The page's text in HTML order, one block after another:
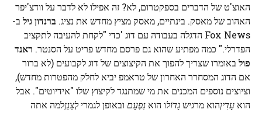
האוצ'ט של הדברים בספקטרום, לא? זה אפילו לא לדבר על וודצ'יפר
האהוב של מאסק. בינתיים, מאסק מציץ מחדש את נציג. ברנדון גיל ב-
Fox News הדגלה בעבודה עם דוג 'כדי "לקחת להעיבה לתקציב
הפדרלי." כמה מפתיע שהוא גם פרסם מחדש פריט על הסנטר. ראנד
פול באומרו שצריך להפוך את הקיצוצים של דוג לקבועים (לא ברור
אם הדוג המסחרר האחרון של טראמפ יביא לחלק מהפטרות מחדש),
וציוצים נוספים המכנים את מי שמתנגד לקיצוץ שלו "אידיוטים". אבל
הואעָדִיןהוא מרגישגָדוֹלו הואנִפְעָם ובאופן לגמרילְצַנֵןלמה אתה